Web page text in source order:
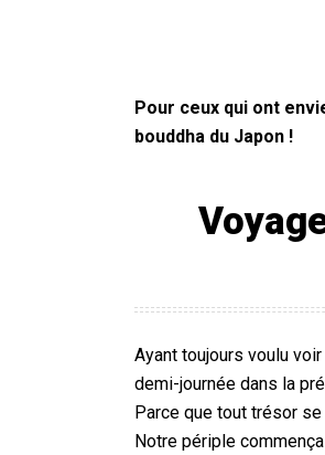
Pour ceux qui ont
bouddha du Japon !
Ayant toujours voulu
demi-journée dans la
Parce que tout trésor
Notre périple